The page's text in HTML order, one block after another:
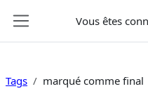
Vous êtes
Tags marqué comme final